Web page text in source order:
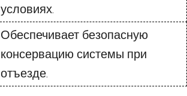
условиях.
Обеспечивает безопасную
консервацию системы при
отъезде.